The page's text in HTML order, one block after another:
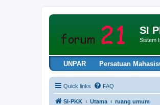
SI
Sistem
UNPAR Persatuan
Quick links FAQ
SI-PKK Utama ruang umum